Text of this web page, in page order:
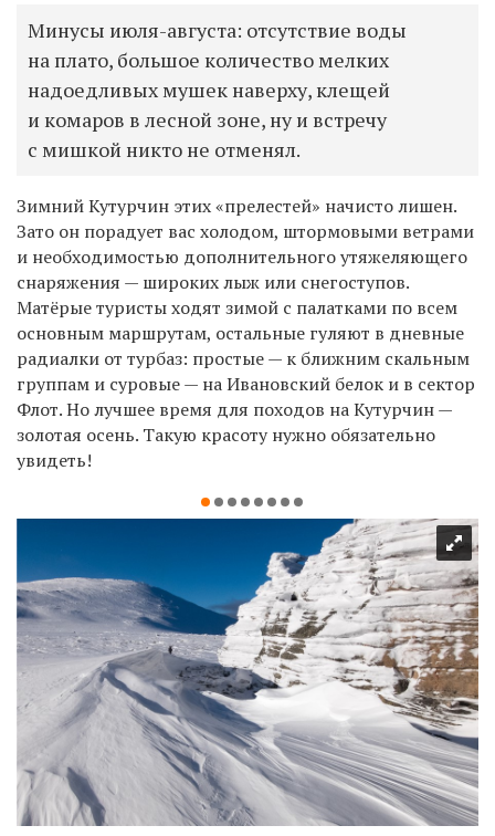
Минусы июля-августа: отсутствие воды
на плато, большое количество мелких
надоедливых мушек наверху, клещей
и комаров в лесной зоне, ну и встречу
с мишкой никто не отменял.
Зимний Кутурчин этих «прелестей» начисто лишен.
Зато он порадует вас холодом, штормовыми ветрами
и необходимостью дополнительного утяжеляющего
снаряжения — широких лыж или снегоступов.
Матёрые туристы ходят зимой с палатками по всем
основным маршрутам, остальные гуляют в дневные
радиалки от турбаз: простые — к ближним скальным
группам и суровые — на Ивановский белок и в сектор
Флот. Но лучшее время для походов на Кутурчин —
золотая осень. Такую красоту нужно обязательно
увидеть!